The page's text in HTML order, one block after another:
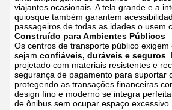
viajantes ocasionais. A tela grande e a
quiosque também garantem
passageiros de todas as idades o usem
Construído para Ambientes Públicos
Os centros de transporte público
sejam confiáveis, duráveis e seguros
projetado com materiais resistentes e
segurança de pagamento para suportar
protegendo as transações financeiras
design fino e moderno se integra
de ônibus sem ocupar espaço excessivo.